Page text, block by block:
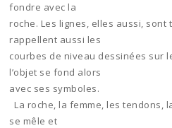
fondre avec la
roche. Les lignes, elles aussi, sont
rappellent aussi les
courbes de niveau dessinées sur
l’objet se fond alors
avec ses symboles.
La roche, la femme, les tendons,
se mêle et